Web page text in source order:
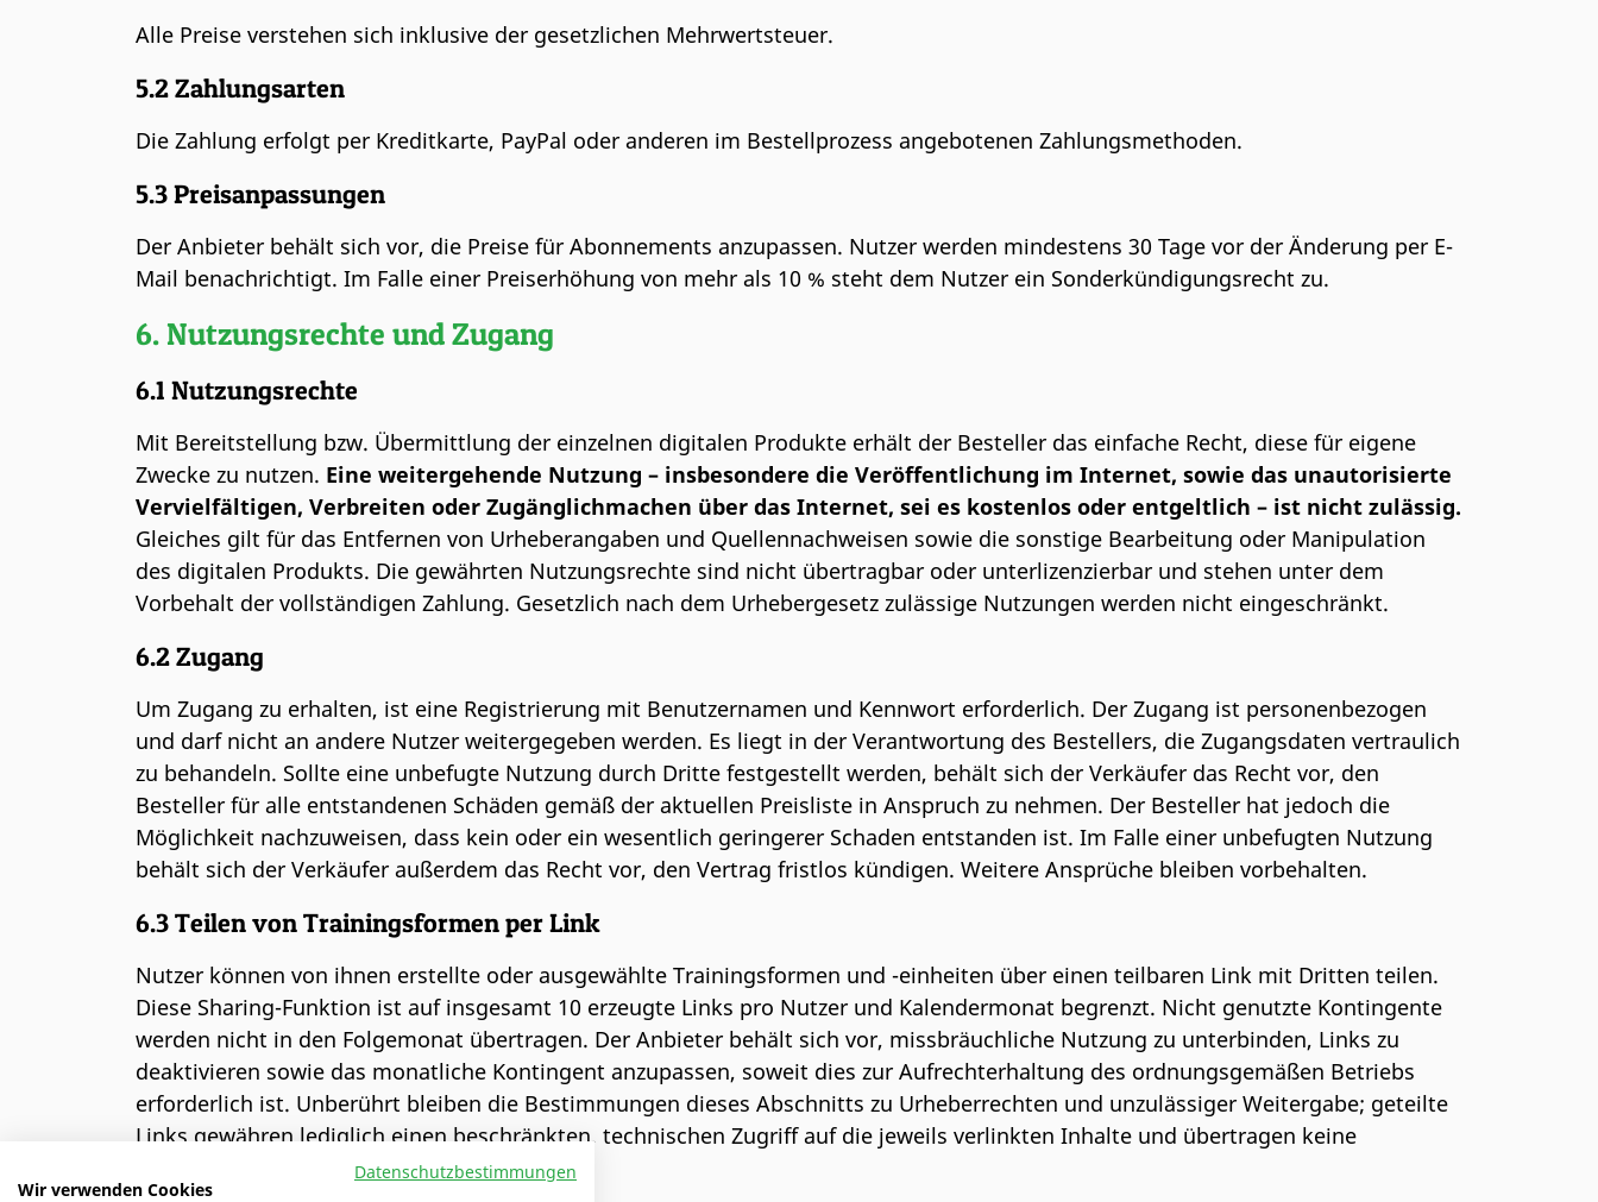
Alle Preise verstehen sich inklusive der gesetzlichen Mehrwertsteuer.
5.2 Zahlungsarten
Die Zahlung erfolgt per Kreditkarte, PayPal oder anderen im Bestellprozess angebotenen Zahlungsmethoden.
5.3 Preisanpassungen
Der Anbieter behält sich vor, die Preise für Abonnements anzupassen. Nutzer werden mindestens 30 Tage vor der Änderung per E-
Mail benachrichtigt. Im Falle einer Preiserhöhung von mehr als 10 % steht dem Nutzer ein Sonderkündigungsrecht zu.
6. Nutzungsrechte und Zugang
6.1 Nutzungsrechte
Mit Bereitstellung bzw. Übermittlung der einzelnen digitalen Produkte erhält der Besteller das einfache Recht, diese für eigene
Zwecke zu nutzen. Eine weitergehende Nutzung – insbesondere die Veröffentlichung im Internet, sowie das unautorisierte
Vervielfältigen, Verbreiten oder Zugänglichmachen über das Internet, sei es kostenlos oder entgeltlich – ist nicht zulässig.
Gleiches gilt für das Entfernen von Urheberangaben und Quellennachweisen sowie die sonstige Bearbeitung oder Manipulation
des digitalen Produkts. Die gewährten Nutzungsrechte sind nicht übertragbar oder unterlizenzierbar und stehen unter dem
Vorbehalt der vollständigen Zahlung. Gesetzlich nach dem Urhebergesetz zulässige Nutzungen werden nicht eingeschränkt.
6.2 Zugang
Um Zugang zu erhalten, ist eine Registrierung mit Benutzernamen und Kennwort erforderlich. Der Zugang ist personenbezogen
und darf nicht an andere Nutzer weitergegeben werden. Es liegt in der Verantwortung des Bestellers, die Zugangsdaten vertraulich
zu behandeln. Sollte eine unbefugte Nutzung durch Dritte festgestellt werden, behält sich der Verkäufer das Recht vor, den
Besteller für alle entstandenen Schäden gemäß der aktuellen Preisliste in Anspruch zu nehmen. Der Besteller hat jedoch die
Möglichkeit nachzuweisen, dass kein oder ein wesentlich geringerer Schaden entstanden ist. Im Falle einer unbefugten Nutzung
behält sich der Verkäufer außerdem das Recht vor, den Vertrag fristlos kündigen. Weitere Ansprüche bleiben vorbehalten.
6.3 Teilen von Trainingsformen per Link
Nutzer können von ihnen erstellte oder ausgewählte Trainingsformen und -einheiten über einen teilbaren Link mit Dritten teilen.
Diese Sharing-Funktion ist auf insgesamt 10 erzeugte Links pro Nutzer und Kalendermonat begrenzt. Nicht genutzte Kontingente
werden nicht in den Folgemonat übertragen. Der Anbieter behält sich vor, missbräuchliche Nutzung zu unterbinden, Links zu
deaktivieren sowie das monatliche Kontingent anzupassen, soweit dies zur Aufrechterhaltung des ordnungsgemäßen Betriebs
erforderlich ist. Unberührt bleiben die Bestimmungen dieses Abschnitts zu Urheberrechten und unzulässiger Weitergabe; geteilte
Links gewähren lediglich einen beschränkten, technischen Zugriff auf die jeweils verlinkten Inhalte und übertragen keine
weitergehenden Nutzungsrechte.
Datenschutzbestimmungen
Wir verwenden Cookies